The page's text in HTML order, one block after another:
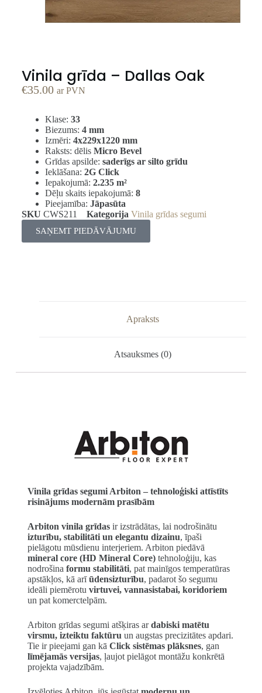
Vinila grīda – Dallas Oak
€35.00 ar PVN
Klase: 33
Biezums: 4 mm
Izmēri: 4x229x1220 mm
Raksts: dēlis Micro Bevel
Grīdas apsilde: saderīgs ar silto grīdu
Ieklāšana: 2G Click
Iepakojumā: 2.235 m²
Dēļu skaits iepakojumā: 8
Pieejamība: Jāpasūta
SKU CWS211 Kategorija Vinila grīdas segumi
SAŅEMT PIEDĀVĀJUMU
Apraksts
Atsauksmes (0)
Vinila grīdas segumi Arbiton – tehnoloģiski attīstīts
risinājums modernām prasībām
Arbiton vinila grīdasir izstrādātas, lai nodrošinātu
izturību, stabilitāti un elegantu dizainu, īpaši
pielāgotu mūsdienu interjeriem. Arbiton piedāvā
mineral core (HD Mineral Core)tehnoloģiju, kas
nodrošina formu stabilitāti, pat mainīgos temperatūras
apstākļos, kā arīūdensizturību, padarot šo segumu
ideāli piemērotu virtuvei, vannasistabai, koridoriem
un pat komerctelpām.
Arbiton grīdas segumi atšķiras ardabiski matētu
virsmu, izteiktu faktūru un augstas precizitātes apdari.
Tie ir pieejami gan kā Click sistēmas plāksnes, gan
līmējamās versijas, ļaujot pielāgot montāžu konkrētā
projekta vajadzībām.